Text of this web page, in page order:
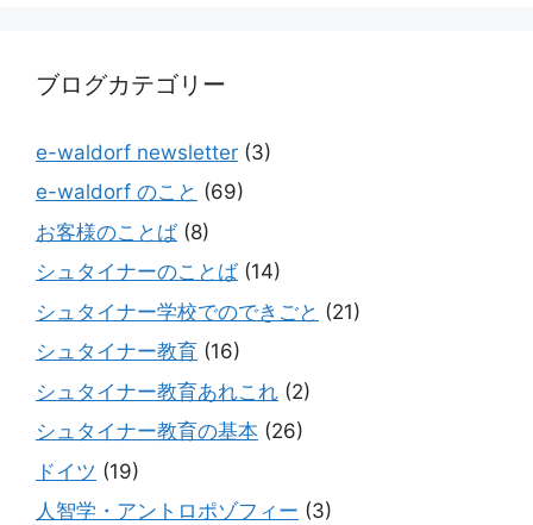
ブログカテゴリー
e-waldorf newsletter (3)
e-waldorf のこと (69)
お客様のことば(8)
シュタイナーのことば(14)
シュタイナー学校でのできごと (21)
シュタイナー教育 (16)
シュタイナー教育あれこれ (2)
シュタイナー教育の基本 (26)
ドイツ (19)
人智学・アントロポゾフィー (3)